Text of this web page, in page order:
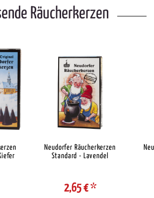
Räucherkerzen
Neudorfer Räucherkerzen
Standard - Lavendel
2,65 €*